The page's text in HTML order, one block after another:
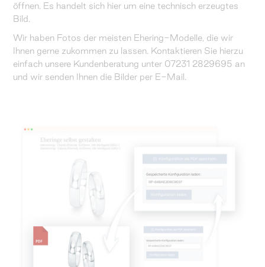
öffnen. Es handelt sich hier um eine technisch erzeugtes
Bild.
Wir haben Fotos der meisten Ehering-Modelle, die wir
Ihnen gerne zukommen zu lassen. Kontaktieren Sie hierzu
einfach unsere Kundenberatung unter 07231 2829695 an
und wir senden Ihnen die Bilder per E-Mail.